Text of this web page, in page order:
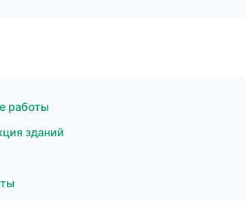
работы
зданий